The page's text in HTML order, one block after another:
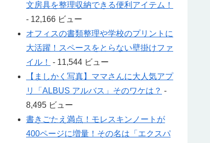
文房具を整理収納できる便利アイテム！
- 12,166 ビュー
オフィスの書類整理や学校のプリントに
大活躍！スペースをとらない壁掛けファ
イル！
- 11,544 ビュー
【ましかく写真】ママさんに大人気アプ
リ「ALBUS アルバス」そのワケは？ -
8,495 ビュー
書きごたえ満点！モレスキンノートが
400ページに増量！その名は「エクスパ